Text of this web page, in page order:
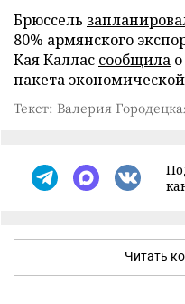
Брюссель
80% армянского
Кая Каллас сообщила
пакета
Текст: Валерия
Читать